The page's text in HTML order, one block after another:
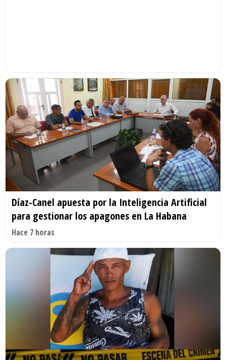
Díaz-Canel apuesta por la Inteligencia Artificial
para gestionar los apagones en La Habana
Hace 7 horas